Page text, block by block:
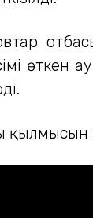
өткен